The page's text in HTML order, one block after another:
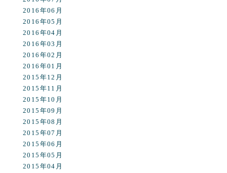
2016年06月
2016年05月
2016年04月
2016年03月
2016年02月
2016年01月
2015年12月
2015年11月
2015年10月
2015年09月
2015年08月
2015年07月
2015年06月
2015年05月
2015年04月